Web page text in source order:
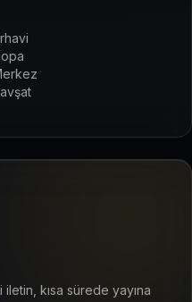
kısa sürede yayına